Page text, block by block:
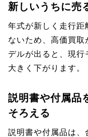
新しいうちに売
年式が新しく走行
ないため、高価買
デルが出ると、現
大きく下がります。
説明書や付属品
そろえる
説明書や付属品は